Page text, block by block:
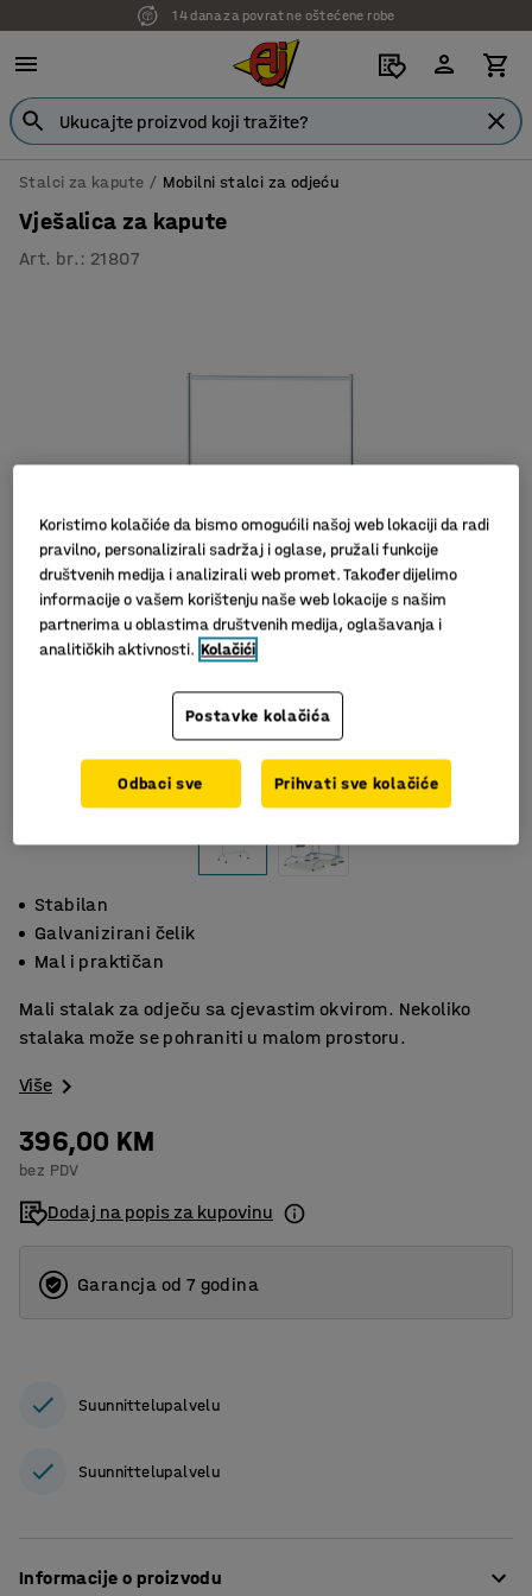
14 dana za povrat ne oštećene robe
Stalci za kapute Mobilni stalci za odjeću
Vješalica za kapute
Art. br. : 21807
Stabilan
Galvanizirani čelik
Mal i praktičan
Mali stalak za odječu sa cjevastim okvirom. Nekoliko
stalaka može se pohraniti u malom prostoru.
Više
396,00 KM
bez PDV
Dodaj na popis za kupovinu
Garancja od 7 godina
Suunnittelupalvelu
Suunnittelupalvelu
Informacije o proizvodu
Koristimo kolačiće da bismo omogućili našoj web lokaciji da radi
pravilno, personalizirali sadržaj i oglase, pružali funkcije
društvenih medija i analizirali web promet. Također dijelimo
informacije o vašem korištenju naše web lokacije s našim
partnerima u oblastima društvenih medija, oglašavanja i
analitičkih aktivnosti. Kolačići
Postavke kolačića
Odbaci sve Prihvati sve kolačiće